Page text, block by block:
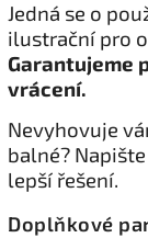
Jedná se o
ilustrační pro
Garantujeme
vrácení.
Nevyhovuje
balné?
lepší řešení.
Doplňkové